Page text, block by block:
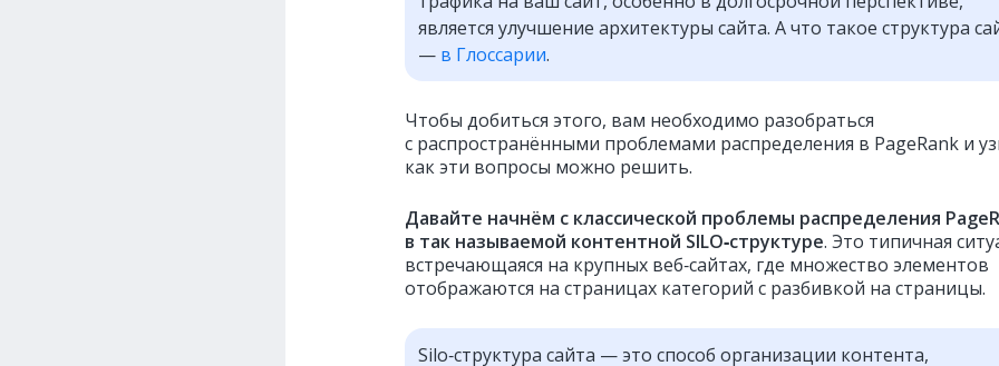
является улучшение архитектуры сайта. А что такое структура
— в Глоссарии.
Чтобы добиться этого, вам необходимо разобраться
с распространёнными проблемами распределения в PageRank и
как эти вопросы можно решить.
Давайте начнём с классической проблемы распределения
в так называемой контентной SILO‑структуре. Это типичная
встречающаяся на крупных веб‑сайтах, где множество элементов
отображаются на страницах категорий с разбивкой на страницы.
Silo‑структура сайта — это способ организации контента,